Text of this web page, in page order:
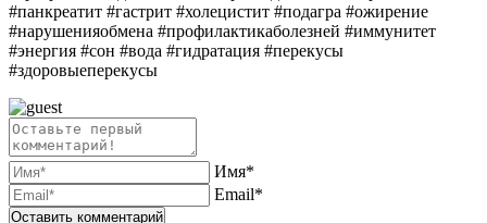
#панкреатит #гастрит #холецистит #подагра #ожирение
#нарушенияобмена #профилактикаболезней #иммунитет
#энергия #сон #вода #гидратация #перекусы
#здоровыеперекусы
Имя*
Email*